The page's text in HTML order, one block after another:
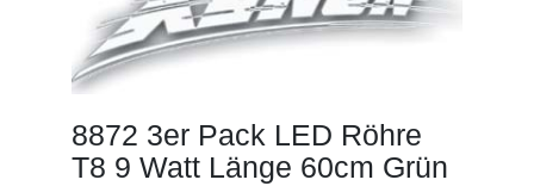
8872 3er Pack LED Röhre
T8 9 Watt Länge 60cm Grün